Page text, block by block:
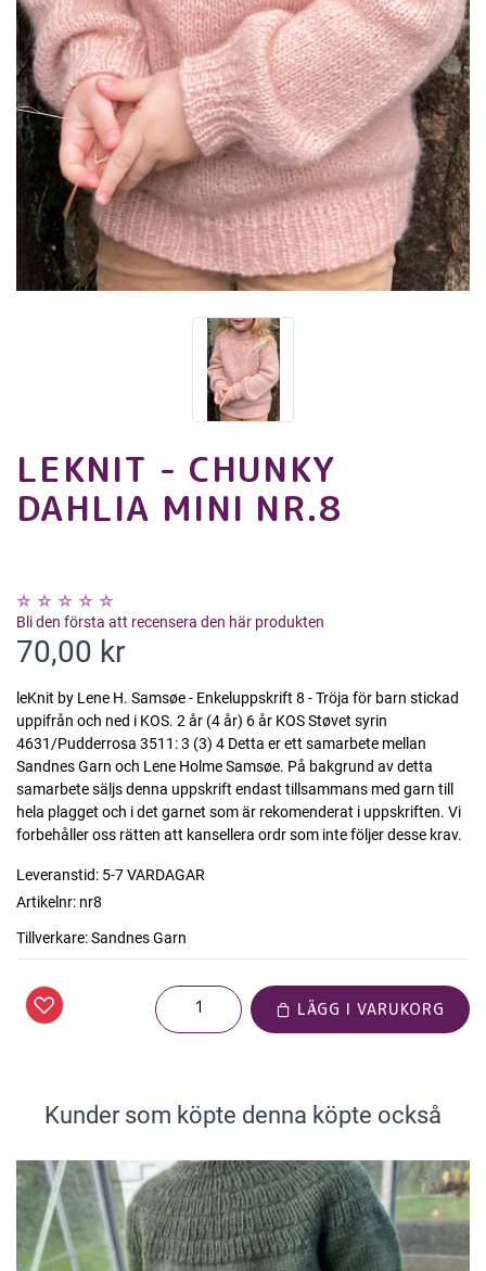
LEKNIT - CHUNKY
DAHLIA MINI NR.8
Bli den första att recensera den här produkten
70,00 kr
leKnit by Lene H. Samsøe - Enkeluppskrift 8 - Tröja för barn stickad
uppifrån och ned i KOS. 2 år (4 år) 6 år KOS Støvet syrin
4631/Pudderrosa 3511: 3 (3) 4 Detta er ett samarbete mellan
Sandnes Garn och Lene Holme Samsøe. På bakgrund av detta
samarbete säljs denna uppskrift endast tillsammans med garn till
hela plagget och i det garnet som är rekomenderat i uppskriften. Vi
forbehåller oss rätten att kansellera ordr som inte följer desse krav.
Leveranstid: 5-7 VARDAGAR
Artikelnr: nr8
Tillverkare:Sandnes Garn
LÄGG I VARUKORG
Kunder som köpte denna köpte också